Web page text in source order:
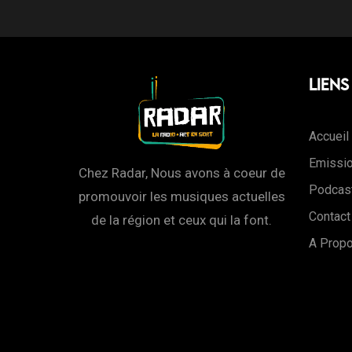
Chez Radar, Nous avons à coeur de
promouvoir les musiques actuelles
de la région et ceux qui la font.
Accueil
Contact
A